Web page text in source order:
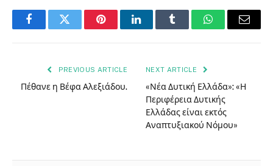
FacebookTwitter PinterestLinkedInTumblr WhatsAppEmail
PREVIOUS ARTICLE
Πέθανε η Βέφα Αλεξιάδου.
NEXT ARTICLE
«Νέα Δυτική Ελλάδα»: «Η
Περιφέρεια Δυτικής
Ελλάδας είναι εκτός
Αναπτυξιακού Νόμου»